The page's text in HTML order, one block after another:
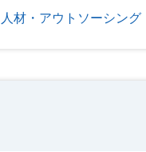
人材・アウトソーシン